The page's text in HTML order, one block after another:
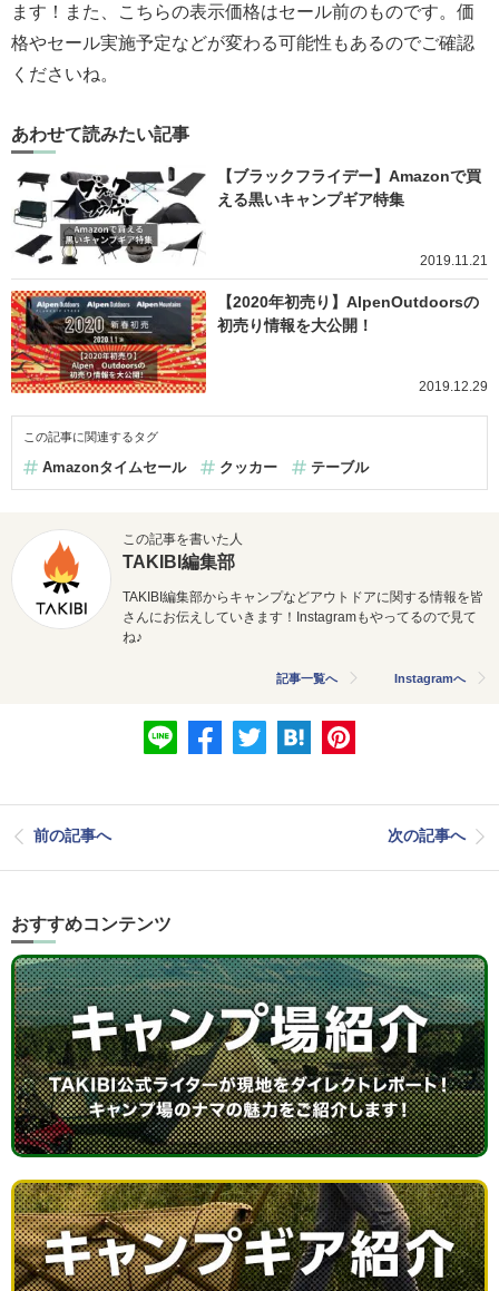
ます！また、こちらの表示価格はセール前のものです。価
格やセール実施予定などが変わる可能性もあるのでご確認
くださいね。
あわせて読みたい記事
【ブラックフライデー】Amazonで買
える黒いキャンプギア特集
2019.11.21
【2020年初売り】AlpenOutdoorsの
初売り情報を大公開！
2019.12.29
この記事に関連するタグ
Amazonタイムセール クッカー テーブル
この記事を書いた人
TAKIBI編集部
TAKIBI編集部からキャンプなどアウトドアに関する情報を皆
さんにお伝えしていきます！Instagramもやってるので見て
ね♪
記事一覧へ Instagramへ
前の記事へ 次の記事へ
おすすめコンテンツ